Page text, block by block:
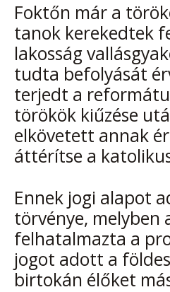
Foktőn már a
tanok kerekedtek
lakosság
tudta befolyását
terjedt a
törökök kiűzése
elkövetett annak
áttérítse a
Ennek jogi alapot
törvénye, melyben
felhatalmazta a
jogot adott a
birtokán élőket